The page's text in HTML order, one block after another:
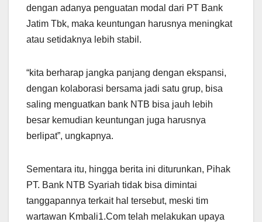
dengan adanya penguatan modal dari PT Bank
Jatim Tbk, maka keuntungan harusnya meningkat
atau setidaknya lebih stabil.
“kita berharap jangka panjang dengan ekspansi,
dengan kolaborasi bersama jadi satu grup, bisa
saling menguatkan bank NTB bisa jauh lebih
besar kemudian keuntungan juga harusnya
berlipat”, ungkapnya.
Sementara itu, hingga berita ini diturunkan, Pihak
PT. Bank NTB Syariah tidak bisa dimintai
tanggapannya terkait hal tersebut, meski tim
wartawan Kmbali1.Com telah melakukan upaya